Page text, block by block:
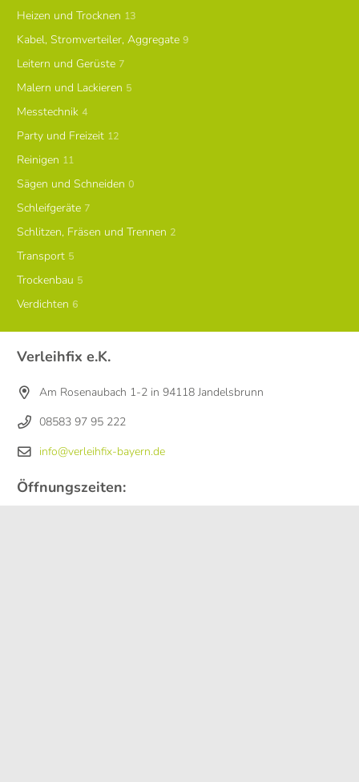
Heizen und Trocknen 13
Kabel, Stromverteiler, Aggregate 9
Leitern und Gerüste 7
Malern und Lackieren 5
Messtechnik 4
Party und Freizeit 12
Reinigen 11
Sägen und Schneiden 0
Schleifgeräte 7
Schlitzen, Fräsen und Trennen 2
Transport 5
Trockenbau 5
Verdichten 6
Verleihfix e.K.
Am Rosenaubach 1-2 in 94118 Jandelsbrunn
08583 97 95 222
info@verleihfix-bayern.de
Öffnungszeiten: